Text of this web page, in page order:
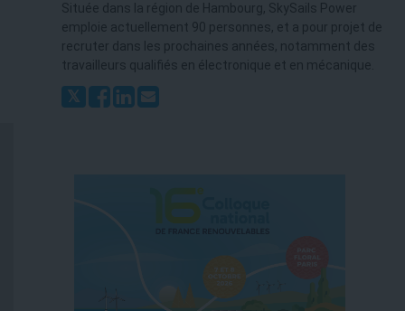
Située dans la région de Hambourg, SkySails Power
emploie actuellement 90 personnes, et a pour projet de
recruter dans les prochaines années, notamment des
travailleurs qualifiés en électronique et en mécanique.